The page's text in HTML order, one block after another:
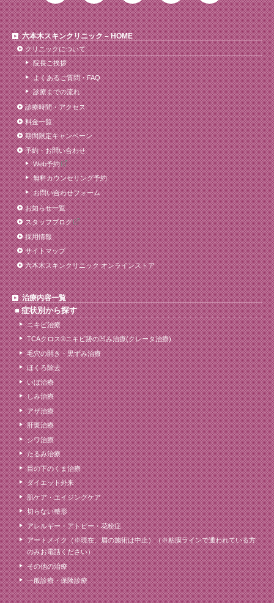
六本木スキンクリニック – HOME
クリニックについて
院長ご挨拶
よくあるご質問・FAQ
診療までの流れ
診療時間・アクセス
料金一覧
期間限定キャンペーン
予約・お問い合わせ
Web予約
無料カウンセリング予約
お問い合わせフォーム
お知らせ一覧
スタッフブログ
採用情報
サイトマップ
六本木スキンクリニック オンラインストア
治療内容一覧
症状別から探す
ニキビ治療
TCAクロス®ニキビ跡の凹み治療(クレータ治療)
毛穴の開き・黒ずみ治療
ほくろ除去
いぼ治療
しみ治療
アザ治療
肝斑治療
シワ治療
たるみ治療
目の下のくま治療
ダイエット外来
肌ケア・エイジングケア
切らない整形
アレルギー・アトピー・花粉症
アートメイク（※現在、眉の施術は中止）（※粘膜ラインで通われている方
のみお電話ください）
その他の治療
一般診療・保険診療